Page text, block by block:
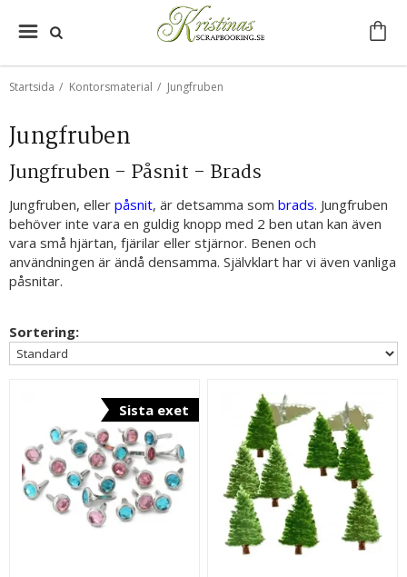
Startsida / Kontorsmaterial / Jungfruben
Jungfruben
Jungfruben - Påsnit - Brads
Jungfruben, eller påsnit, är detsamma som brads. Jungfruben
behöver inte vara en guldig knopp med 2 ben utan kan även
vara små hjärtan, fjärilar eller stjärnor. Benen och
användningen är ändå densamma. Självklart har vi även vanliga
påsnitar.
Sortering:
Sista exet